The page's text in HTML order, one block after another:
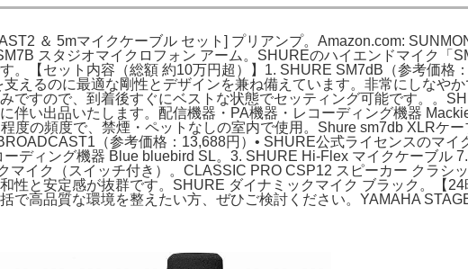
＆ 5mマイクケーブル セット] プリアンプ。Amazon.com:
スタジオマイクロフォン アーム。SHUREのハイエンドマイク「
。【セット内容（総額 約10万円超）】1. SHURE SM7dB（参考価格
えるのに最適な剛性とデザインを兼ね備えています。非常にしなや
ですので、到着後すぐにベストな状態でセッティング可能です。。
伴い出品いたします。配信機器・PA機器・レコーディング機器
度の頻度で、禁煙・ペットなしの室内で使用。Shure sm7db XLRケ
（参考価格：13,688円）• SHURE公式ライセンスのマ
ディング機器 Blue bluebird SL。3. SHURE Hi-Flex マイクケーブル
マイク（スイッチ付き）。CLASSIC PRO CSP12 スピーカー クラ
性と安定感が抜群です。SHURE ダイナミックマイク ブラック。【
で高品質な環境を整えたい方、ぜひご検討ください。YAMAHA